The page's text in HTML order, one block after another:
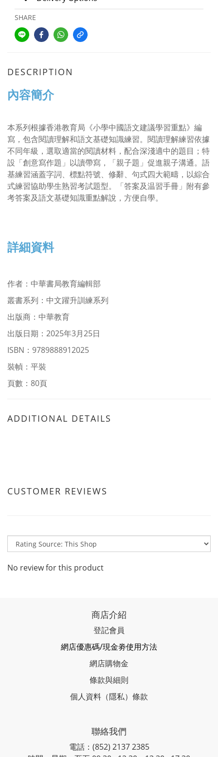
SHARE
DESCRIPTION
內容簡介
本系列根據香港教育局《小學中國語文建議學習重點》編
寫，包含閱讀理解和語文基礎知識練習。閱讀理解練習依據
不同年級，選取適當的閱讀材料，配合深淺適中的題目；特
設「創意寫作題」以讀帶寫，「親子題」促進親子溝通。語
基練習涵蓋字詞、標點符號、修辭、句式四大範疇，以綜合
式練習協助學生熟習考試題型。「答案及温習手冊」附有參
考答案及語文基礎知識重點解說，方便自學。
詳細資料
作者 ： 中華書局教育編輯部
叢書系列： 中文躍升訓練系列
出版商：中華教育
出版日期：2025年3月25日
ISBN：9789888912025
裝幀：平裝
頁數：80頁
ADDITIONAL DETAILS
CUSTOMER REVIEWS
No review for this product
商店介紹
登記會員
網店優惠碼/現金劵使用方法
網店購物金
條款與細則
個人資料（隱私）條款
聯絡我們
電話：(852) 2137 2385